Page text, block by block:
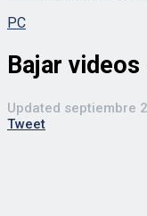
PC
Bajar
Updated septiembre
Tweet